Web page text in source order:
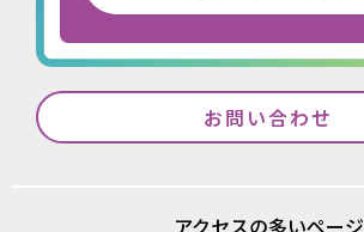
お問い合わせ
アクセスの多いページ